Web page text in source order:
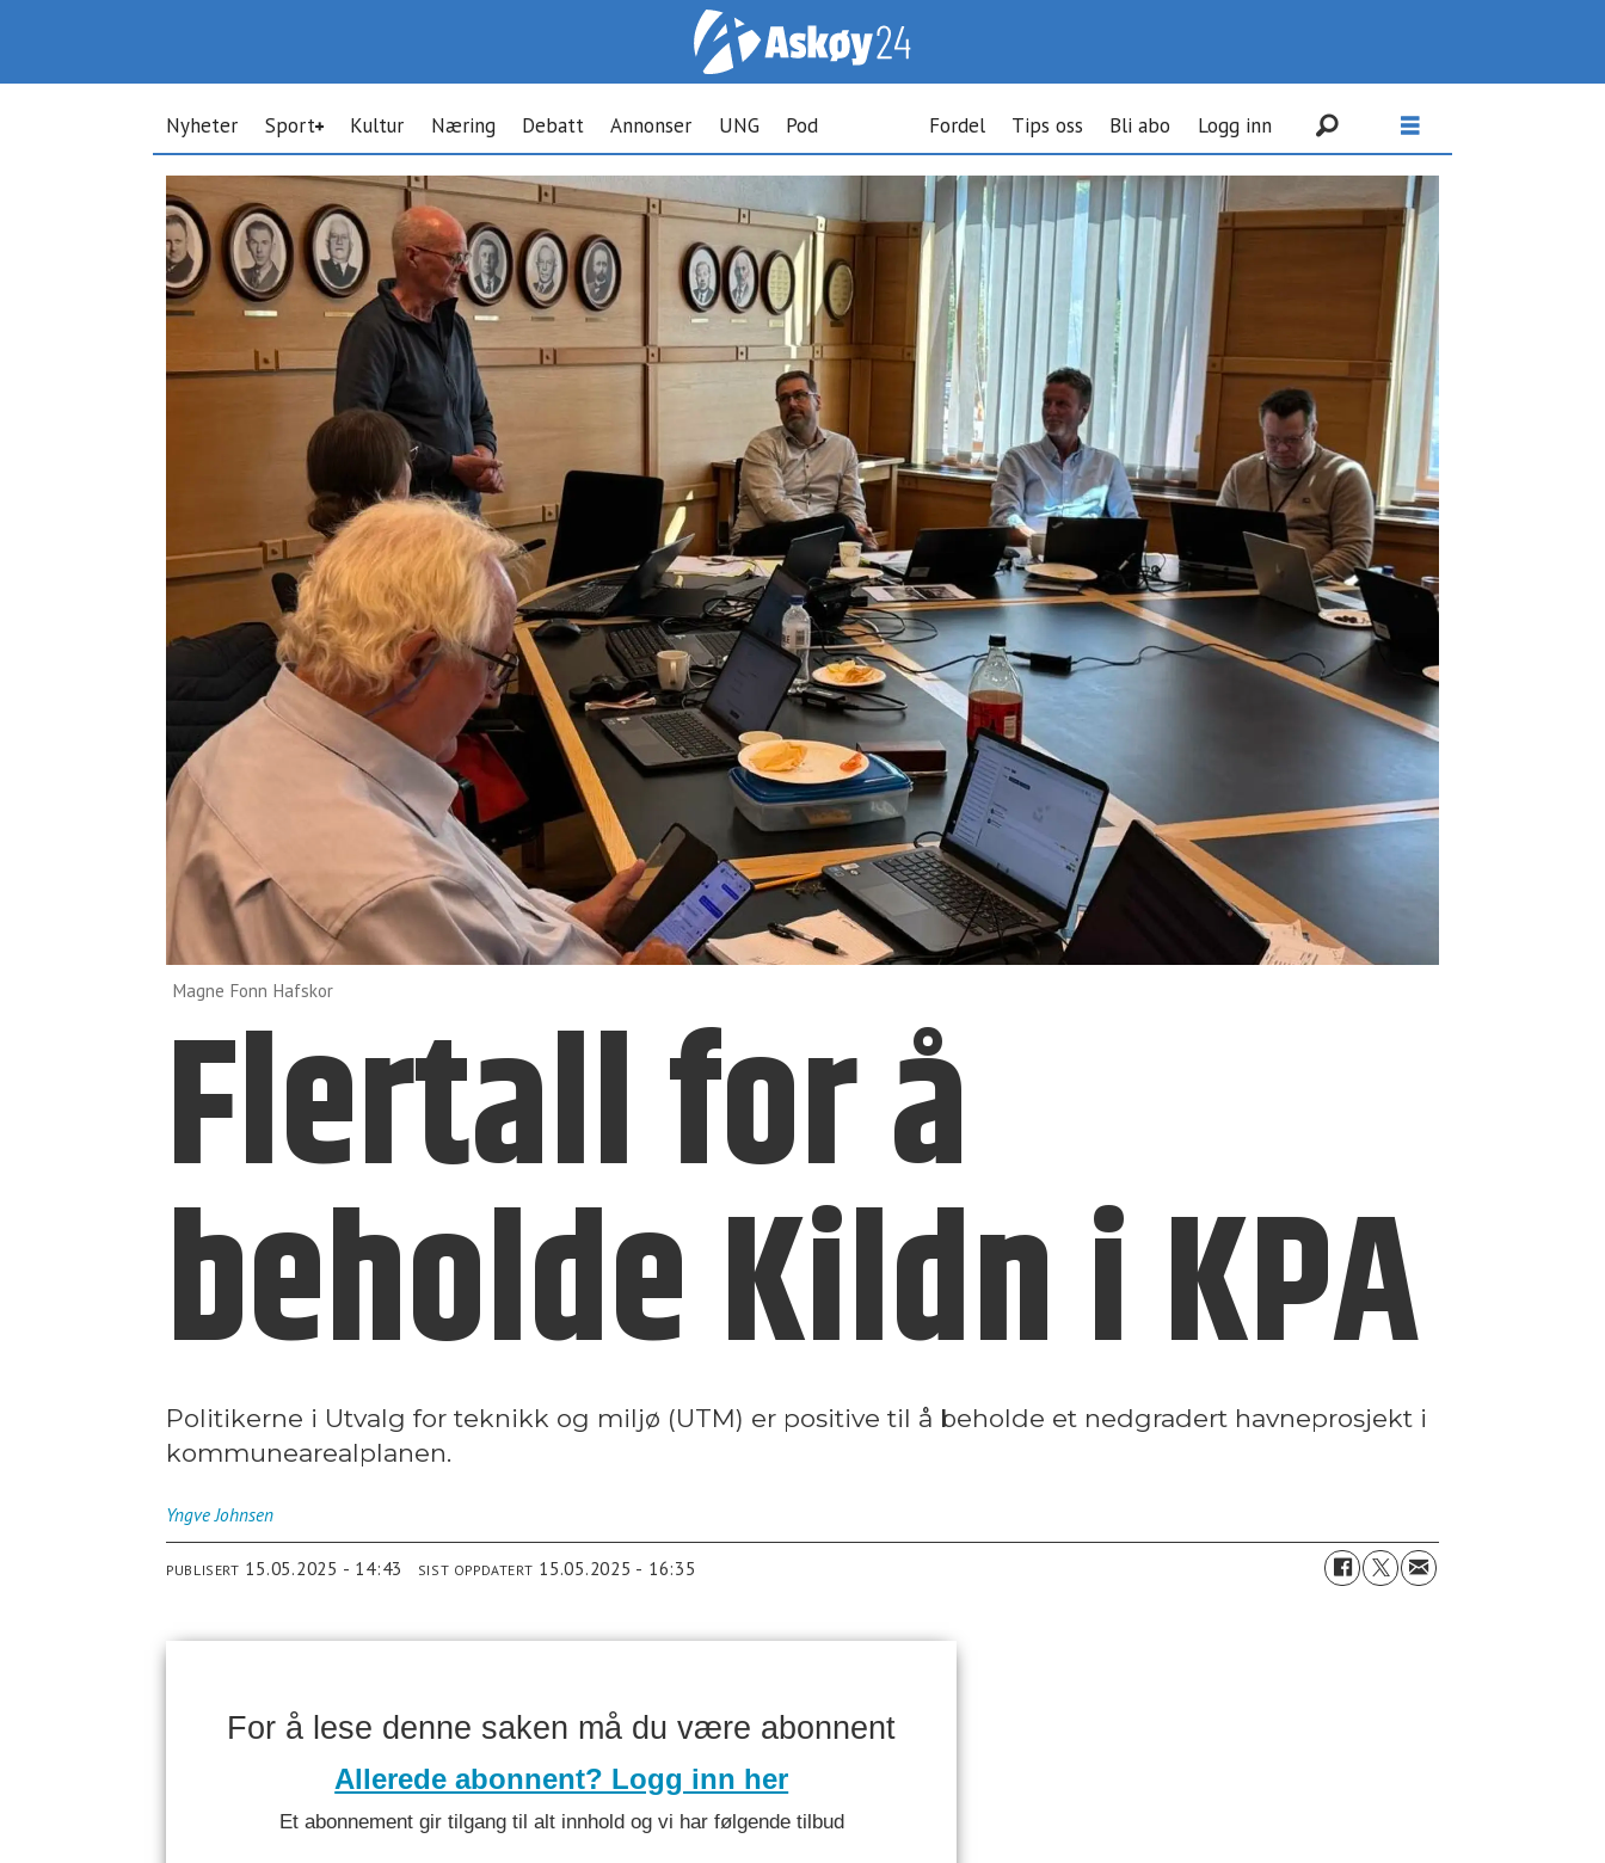
Nyheter Sport Kultur Næring Debatt Annonser UNG Pod Fordel Tips oss Bli abo Logg inn
Magne Fonn Hafskor
Flertall for å
beholde Kildn i KPA
Politikerne i Utvalg for teknikk og miljø (UTM) er positive til å beholde et nedgradert havneprosjekt i
kommunearealplanen.
Yngve Johnsen
PUBLISERT 15.05.2025 - 14:43 SIST OPPDATERT 15.05.2025 - 16:35
For å lese denne saken må du være abonnent
Allerede abonnent? Logg inn her
Et abonnement gir tilgang til alt innhold og vi har følgende tilbud